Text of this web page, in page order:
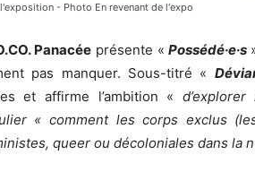
l'exposition - Photo En revenant de l'expo
Panacéeprésente « Possédé·e·s
pas manquer. Sous-titré «
et affirme l’ambition «
« comment les corps exclus
queer ou décoloniales dans la